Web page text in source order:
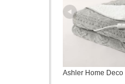
Ashler Home Deco